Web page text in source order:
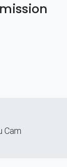
Cam